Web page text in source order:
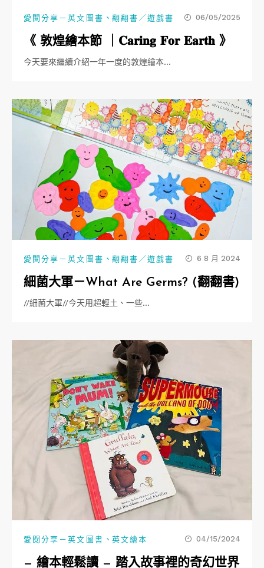
愛閱分享－英文圖書 、 翻翻書／遊戲書 06/05/2025
《 敦煌繪本節 ｜𝐂𝐚𝐫𝐢𝐧𝐠 𝐅𝐨𝐫 𝐄𝐚𝐫𝐭𝐡 》
今天要來繼續介紹一年一度的敦煌繪本…
愛閱分享－英文圖書 、 翻翻書／遊戲書 6 8 月 2024
細菌大軍－What Are Germs? (翻翻書)
//細菌大軍//今天用超輕土、一些…
愛閱分享－英文圖書 、 英文繪本 04/15/2024
— 繪本輕鬆讀 — 踏入故事裡的奇幻世界